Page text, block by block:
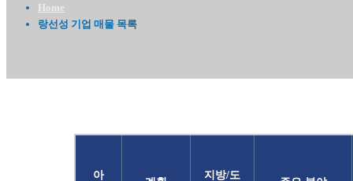
Home
랑선성 기업 매물 목록
아 지방/도